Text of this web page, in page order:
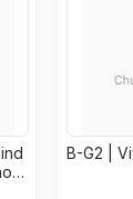
B-G2 |